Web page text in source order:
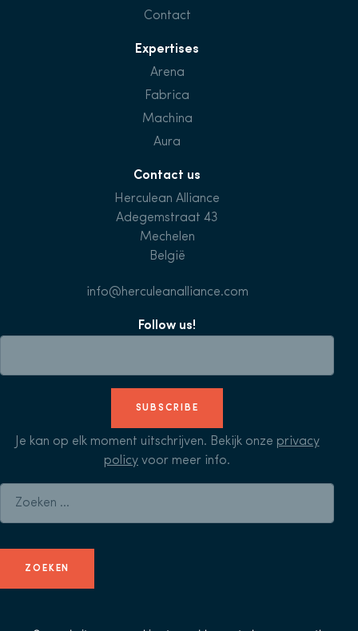
Contact
Expertises
Arena
Fabrica
Machina
Aura
Contact us
Herculean Alliance
Adegemstraat 43
Mechelen
België
info@herculeanalliance.com
Follow us!
SUBSCRIBE
Je kan op elk moment uitschrijven. Bekijk onze privacy
policy voor meer info.